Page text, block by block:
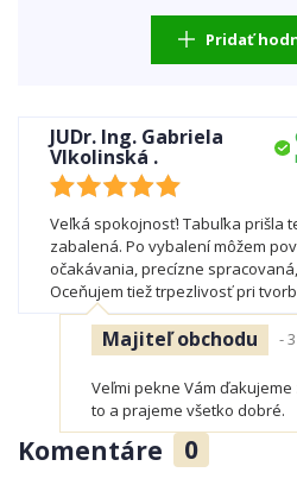
Pridať
JUDr. Ing. Gabriela
Vlkolinská .
Veľká spokojnosť! Tabuľka prišla
zabalená. Po vybalení môžem
očakávania, precízne
Oceňujem tiež trpezlivosť pri
Majiteľ obchodu -
Veľmi pekne Vám
to a prajeme všetko dobré.
Komentáre 0